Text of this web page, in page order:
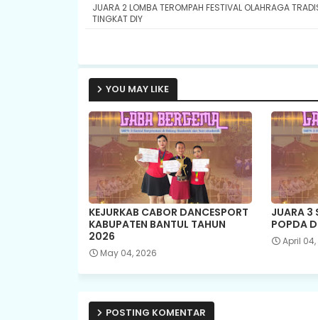
JUARA 2 LOMBA TEROMPAH FESTIVAL OLAHRAGA
TINGKAT DIY
YOU MAY LIKE
KEJURKAB CABOR DANCESPORT
KABUPATEN BANTUL TAHUN
2026
May 04, 2026
JUARA 3
POPDA
April
POSTING KOMENTAR